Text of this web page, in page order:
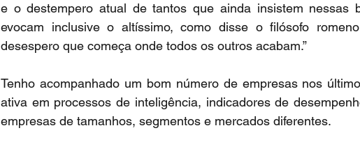
e o destempero atual de tantos que ainda insistem nessas
evocam inclusive o altíssimo, como disse o filósofo
desespero que começa onde todos os outros acabam.”
Tenho acompanhado um bom número de empresas nos
ativa em processos de inteligência, indicadores de
empresas de tamanhos, segmentos e mercados diferentes.